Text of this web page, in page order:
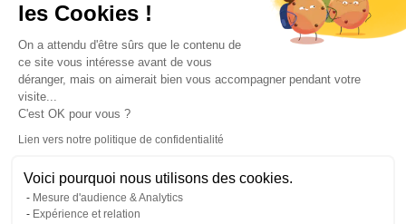
les Cookies !
On a attendu d'être sûrs que le contenu de
ce site vous intéresse avant de vous
déranger, mais on aimerait bien vous accompagner pendant votre
visite...
C'est OK pour vous ?
Lien vers notre politique de confidentialité
Voici pourquoi nous utilisons des cookies.
Mesure d'audience & Analytics
Expérience et relation
Magasins et Showrooms
Modes de paiement acceptés